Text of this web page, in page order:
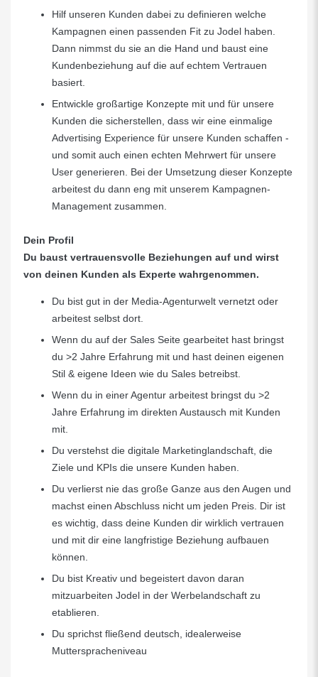
Hilf unseren Kunden dabei zu definieren welche
Kampagnen einen passenden Fit zu Jodel haben.
Dann nimmst du sie an die Hand und baust eine
Kundenbeziehung auf die auf echtem Vertrauen
basiert.
Entwickle großartige Konzepte mit und für unsere
Kunden die sicherstellen, dass wir eine einmalige
Advertising Experience für unsere Kunden schaffen -
und somit auch einen echten Mehrwert für unsere
User generieren. Bei der Umsetzung dieser Konzepte
arbeitest du dann eng mit unserem Kampagnen-
Management zusammen.
Dein Profil
Du baust vertrauensvolle Beziehungen auf und wirst
von deinen Kunden als Experte wahrgenommen.
Du bist gut in der Media-Agenturwelt vernetzt oder
arbeitest selbst dort.
Wenn du auf der Sales Seite gearbeitet hast bringst
du >2 Jahre Erfahrung mit und hast deinen eigenen
Stil & eigene Ideen wie du Sales betreibst.
Wenn du in einer Agentur arbeitest bringst du >2
Jahre Erfahrung im direkten Austausch mit Kunden
mit.
Du verstehst die digitale Marketinglandschaft, die
Ziele und KPIs die unsere Kunden haben.
Du verlierst nie das große Ganze aus den Augen und
machst einen Abschluss nicht um jeden Preis. Dir ist
es wichtig, dass deine Kunden dir wirklich vertrauen
und mit dir eine langfristige Beziehung aufbauen
können.
Du bist Kreativ und begeistert davon daran
mitzuarbeiten Jodel in der Werbelandschaft zu
etablieren.
Du sprichst fließend deutsch, idealerweise
Mutterspracheniveau